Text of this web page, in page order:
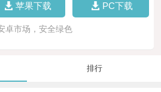
苹果下载 PC下载
卓市场，安全绿色
排行